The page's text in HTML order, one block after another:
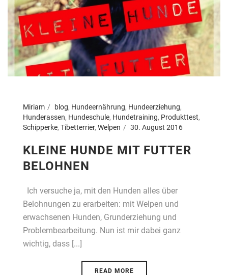
Miriam blog, Hundeernährung, Hundeerziehung,
Hunderassen, Hundeschule, Hundetraining, Produkttest,
Schipperke, Tibetterrier, Welpen 30. August 2016
KLEINE HUNDE MIT FUTTER
BELOHNEN
Ich versuche ja, mit den Hunden alles über
Belohnungen zu erarbeiten: mit Welpen und
erwachsenen Hunden, Grunderziehung und
Problembearbeitung. Nun ist mir dabei ganz
wichtig, dass [...]
READ MORE